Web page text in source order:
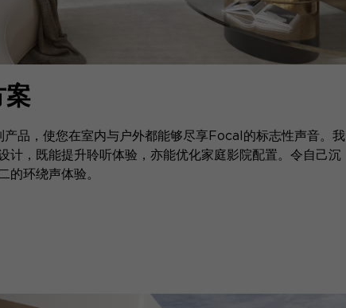
案
品，使您在室内与户外都能够尽享Focal的标志性声音。我
计，既能提升聆听体验，亦能优化家庭影院配置。令自己沉
的环绕声体验。